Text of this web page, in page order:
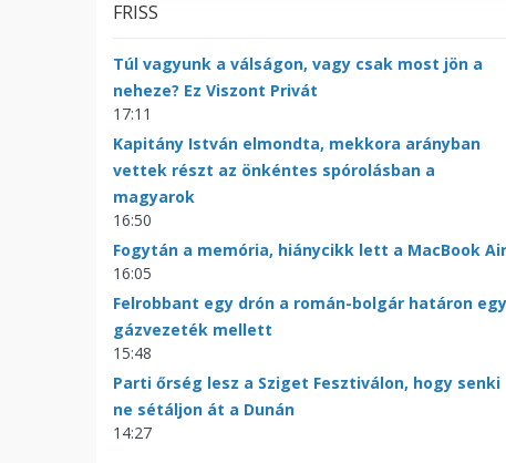
FRISS
Túl vagyunk a válságon, vagy csak most jön a
neheze? Ez Viszont Privát
17:11
Kapitány István elmondta, mekkora arányban
vettek részt az önkéntes spórolásban a
magyarok
16:50
Fogytán a memória, hiánycikk lett a MacBook Air
16:05
Felrobbant egy drón a román-bolgár határon egy
gázvezeték mellett
15:48
Parti őrség lesz a Sziget Fesztiválon, hogy senki
ne sétáljon át a Dunán
14:27